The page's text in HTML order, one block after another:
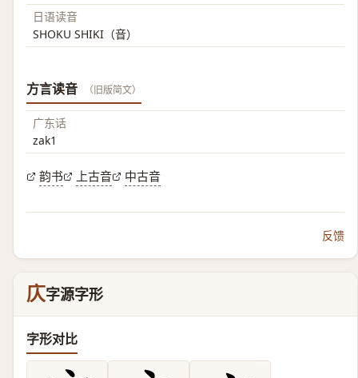
日语读音
SHOKU SHIKI（音）
方言读音 （旧版简文）
广东话
zak1
韵书 上古音 中古音
反馈
庂字源字形
字形对比